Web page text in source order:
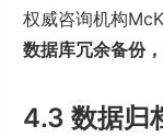
权威咨询机构
数据库冗余备份
4.3 数据归